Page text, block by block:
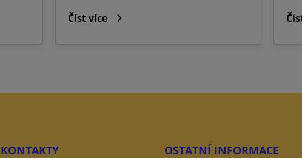
Číst více
KONTAKTY OSTATNÍ INFORMACE